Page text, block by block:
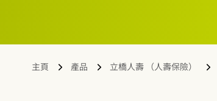
主頁 產品 立橋人壽 （人壽保險）